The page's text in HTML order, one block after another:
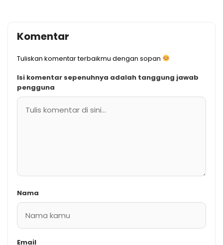
Komentar
Tuliskan komentar terbaikmu dengan sopan
Isi komentar sepenuhnya adalah tanggung jawab
pengguna
Nama
Email